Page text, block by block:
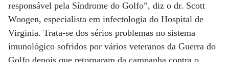
responsável pela Síndrome do Golfo”, diz o dr. Scott
Woogen, especialista em infectologia do Hospital de
Virginia. Trata-se dos sérios problemas no sistema
imunológico sofridos por vários veteranos da Guerra do
Golfo depois que retornaram da campanha contra o